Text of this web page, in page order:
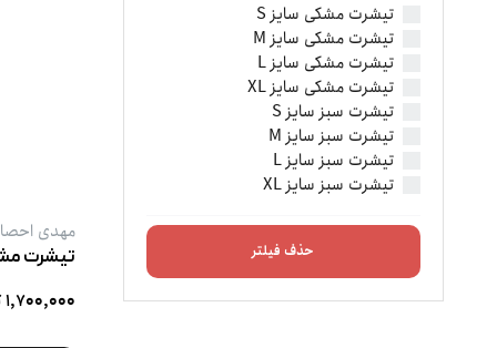
تیشرت مشکی سایز S
تیشرت مشکی سایز M
تیشرت مشکی سایز L
تیشرت مشکی سایز XL
تیشرت سبز سایز S
تیشرت سبز سایز M
تیشرت سبز سایز L
تیشرت سبز سایز XL
حذف فیلتر
مهدی
۱,۷۰۰,۰۰۰ تومان